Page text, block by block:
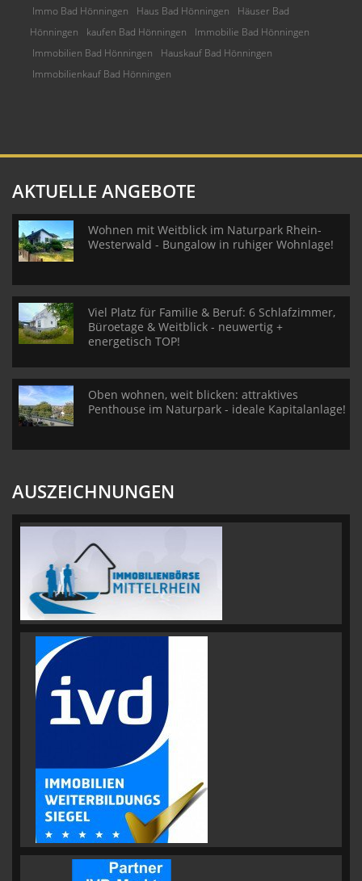
Immo Bad Hönningen Haus Bad Hönningen
Häuser Bad
Hönningen
kaufen Bad Hönningen
Immobilie Bad Hönningen
Immobilien Bad Hönningen
Hauskauf Bad Hönningen
Immobilienkauf Bad Hönningen
AKTUELLE ANGEBOTE
Wohnen mit Weitblick im Naturpark Rhein-
Westerwald - Bungalow in ruhiger Wohnlage!
Viel Platz für Familie & Beruf: 6 Schlafzimmer,
Büroetage & Weitblick - neuwertig +
energetisch TOP!
Oben wohnen, weit blicken: attraktives
Penthouse im Naturpark - ideale Kapitalanlage!
AUSZEICHNUNGEN